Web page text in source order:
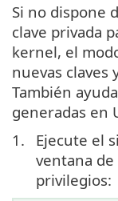
Si no dispone
clave privada
kernel, el
nuevas
También
generadas en
1.
Ejecute el
ventana
privilegios: